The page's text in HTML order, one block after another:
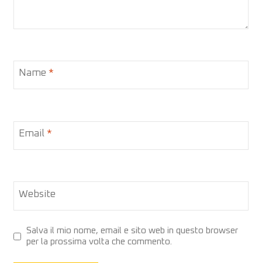
Name *
Email *
Website
Salva il mio nome, email e sito web in questo browser
per la prossima volta che commento.